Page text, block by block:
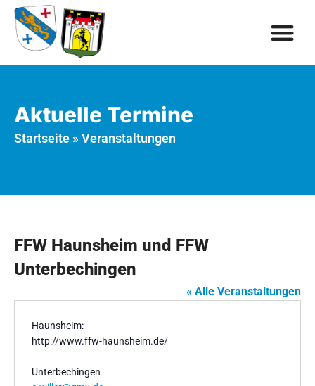
Aktuelle Termine
Startseite » Veranstaltungen
FFW Haunsheim und FFW
Unterbechingen
« Alle Veranstaltungen
Haunsheim:
http://www.ffw-haunsheim.de/
Unterbechingen